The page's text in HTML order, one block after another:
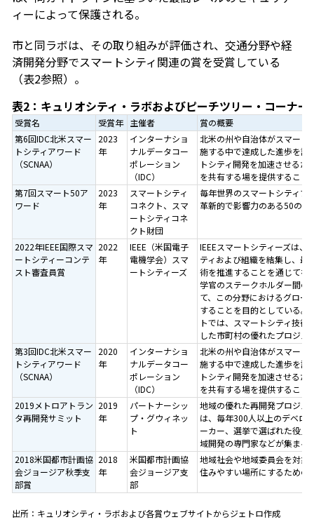
ィーによって保護される。
市と同ラボは、その取り組みが評価され、交通分野や経
済開発分野でスマートシティ関連の賞を受賞している
（表2参照）。
表2：キュリオシティ・ラボおよびピーチツリー・コーナー
受賞名 受賞年 主催者
賞の概要
第6回IDC北米スマー
トシティアワード
（SCNAA）
2023
年
インターナショ
ナルデータコー
ポレーション
（IDC）
北米の州や自治体がスマート
施する中で達成した進歩を評
トシティ開発を加速させるた
を共有する場を提供すること
第7回スマート50ア
ワード
2023
年
スマートシティ
コネクト、スマ
ートシティコネ
クト財団
毎年世界のスマートシティプ
革新的で影響力のある50の活
2022年IEEE国際スマ
ートシティーコンテ
スト審査員賞
2022
年
IEEE（米国電子
電機学会）スマ
ートシティーズ
IEEEスマートシティーズは、
ティおよび組織を結集し、最
術を推進することを通じて社
学官のステークホルダー間の
て、この分野におけるグロー
することを目的としている。
トでは、スマートシティ技術
した市町村の優れたプロジェ
第3回IDC北米スマー
トシティアワード
（SCNAA）
2020
年
インターナショ
ナルデータコー
ポレーション
（IDC）
北米の州や自治体がスマート
施する中で達成した進歩を評
トシティ開発を加速させるた
を共有する場を提供すること
2019メトロアトラン
タ再開発サミット
2019
年
パートナーシッ
プ・グウィネッ
ト
地域の優れた再開発プロジェ
は、毎年300人以上のデベロ
ーカー、選挙で選ばれた役員
域開発の専門家などが集まる
2018米国都市計画協
会ジョージア秋季支
部賞
2018
年
米国都市計画協
会ジョージア支
部
地域社会や地域委員会を対象
住みやすい場所にするための
出所：キュリオシティ・ラボおよび各賞ウェブサイトからジェトロ作成